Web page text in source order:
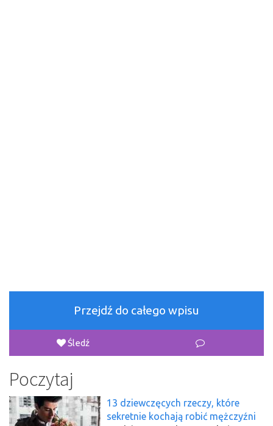
Przejdź do całego wpisu
Śledź
Poczytaj
13 dziewczęcych rzeczy, które
sekretnie kochają robić mężczyźni